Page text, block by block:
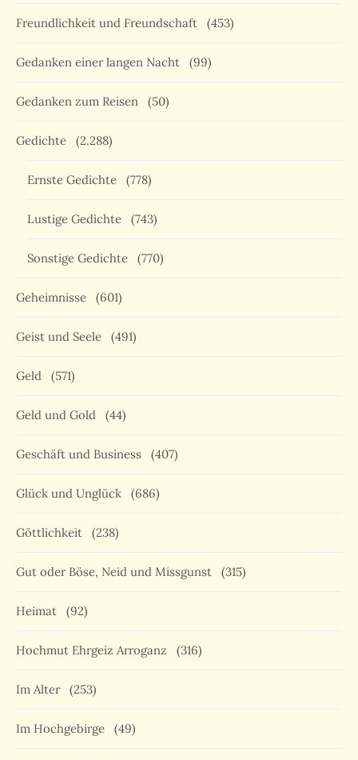
Freundlichkeit und Freundschaft (453)
Gedanken einer langen Nacht (99)
Gedanken zum Reisen (50)
Gedichte (2.288)
Ernste Gedichte (778)
Lustige Gedichte (743)
Sonstige Gedichte (770)
Geheimnisse (601)
Geist und Seele (491)
Geld (571)
Geld und Gold (44)
Geschäft und Business (407)
Glück und Unglück (686)
Göttlichkeit (238)
Gut oder Böse, Neid und Missgunst (315)
Heimat (92)
Hochmut Ehrgeiz Arroganz (316)
Im Alter (253)
Im Hochgebirge (49)